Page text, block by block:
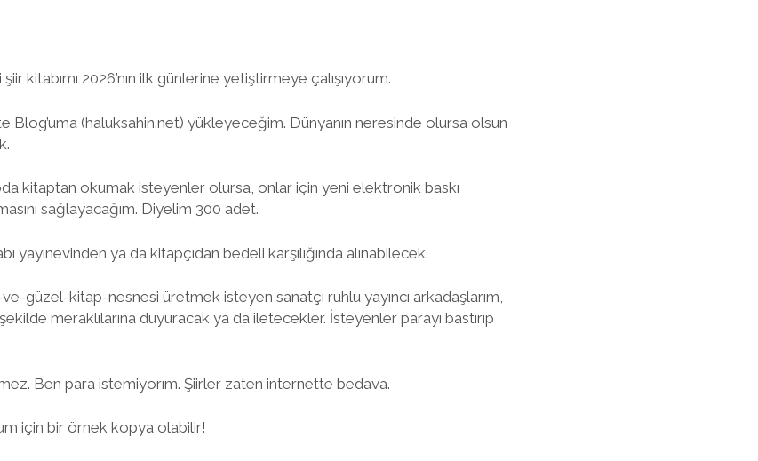
kitabımı 2026’nın ilk günlerine yetiştirmeye çalışıyorum.
Blog’uma (haluksahin.net) yükleyeceğim. Dünyanın neresinde olursa olsun
kitaptan okumak isteyenler olursa, onlar için yeni elektronik baskı
sağlayacağım. Diyelim 300 adet.
yayınevinden ya da kitapçıdan bedeli karşılığında alınabilecek.
güzel-kitap-nesnesi üretmek isteyen sanatçı ruhlu yayıncı arkadaşlarım,
meraklılarına duyuracak ya da iletecekler. İsteyenler parayı bastırıp
Ben para istemiyorım. Şiirler zaten internette bedava.
için bir örnek kopya olabilir!